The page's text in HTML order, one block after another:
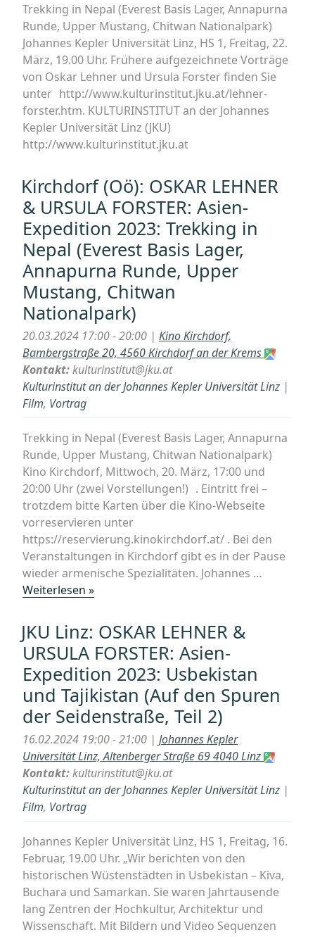
Trekking in Nepal (Everest Basis Lager, Annapurna
Runde, Upper Mustang, Chitwan Nationalpark)
Johannes Kepler Universität Linz, HS 1, Freitag, 22.
März, 19.00 Uhr. Frühere aufgezeichnete Vorträge
von Oskar Lehner und Ursula Forster finden Sie
unter http://www.kulturinstitut.jku.at/lehner-
forster.htm. KULTURINSTITUT an der Johannes
Kepler Universität Linz (JKU)
http://www.kulturinstitut.jku.at
Kirchdorf (Oö): OSKAR LEHNER
& URSULA FORSTER: Asien-
Expedition 2023: Trekking in
Nepal (Everest Basis Lager,
Annapurna Runde, Upper
Mustang, Chitwan
Nationalpark)
20.03.2024 17:00 - 20:00 | Kino Kirchdorf,
Bambergstraße 20, 4560 Kirchdorf an der Krems
Kontakt:kulturinstitut@jku.at
Kulturinstitut an der Johannes Kepler Universität Linz |
Film, Vortrag
Trekking in Nepal (Everest Basis Lager, Annapurna
Runde, Upper Mustang, Chitwan Nationalpark)
Kino Kirchdorf, Mittwoch, 20. März, 17:00 und
20:00 Uhr (zwei Vorstellungen!) . Eintritt frei –
trotzdem bitte Karten über die Kino-Webseite
vorreservieren unter
https://reservierung.kinokirchdorf.at/ . Bei den
Veranstaltungen in Kirchdorf gibt es in der Pause
wieder armenische Spezialitäten. Johannes …
Weiterlesen »„Kirchdorf
OSKAR
LEHNER
&
URSULA
FORSTER:
Asien-
Expedition
2023:
Trekking
in
Nepal
Basis
Lager,
Annapurna
Runde,
Upper
Mustang,
Chitwan
JKU Linz: OSKAR LEHNER &
URSULA FORSTER: Asien-
Expedition 2023: Usbekistan
und Tajikistan (Auf den Spuren
der Seidenstraße, Teil 2)
16.02.2024 19:00 - 21:00 | Johannes Kepler
Universität Linz, Altenberger Straße 69 4040 Linz
Kontakt:kulturinstitut@jku.at
Kulturinstitut an der Johannes Kepler Universität Linz |
Film, Vortrag
Johannes Kepler Universität Linz, HS 1, Freitag, 16.
Februar, 19.00 Uhr. „Wir berichten von den
historischen Wüstenstädten in Usbekistan – Kiva,
Buchara und Samarkan. Sie waren Jahrtausende
lang Zentren der Hochkultur, Architektur und
Wissenschaft. Mit Bildern und Video Sequenzen